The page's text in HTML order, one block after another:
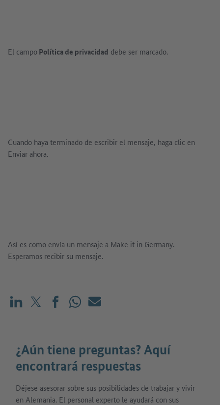
El campoPolítica de privacidad debe ser marcado.
Cuando haya terminado de escribir el mensaje, haga clic en
Enviar ahora.
Así es como envía un mensaje a Make it in Germany.
Esperamos recibir su mensaje.
Compartir en LinkedIn
Compartir en X (antes: Twitter)
Compartir en Facebook
Compartir en WhatsApp
Correo electrónico
¿Aún tiene preguntas? Aquí
encontrará respuestas
Déjese asesorar sobre sus posibilidades de trabajar y vivir
en Alemania. El personal experto le ayudará con sus